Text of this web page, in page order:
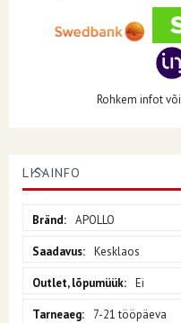
Rohkem infot
LISAINFO
APOLLO
Kesklaos
Ei
7-21 tööpäeva